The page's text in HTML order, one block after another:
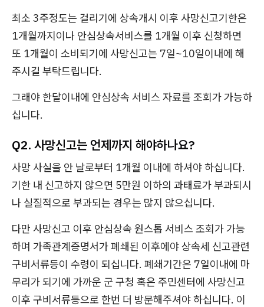
최소 3주정도는 걸리기에 상속개시 이후 사망신고기한은
1개월까지이나 안심상속서비스를 1개월 이후 신청하면
또 1개월이 소비되기에 사망신고는 7일~10일이내에 해
주시길 부탁드립니다.
그래야 한달이내에 안심상속 서비스 자료를 조회가 가능하
십니다.
Q2. 사망신고는 언제까지 해야하나요?
사망 사실을 안 날로부터 1개월 이내에 하셔야 하십니다.
기한 내 신고하지 않으면 5만원 이하의 과태료가 부과되시
나 실질적으로 부과되는 경우는 많지 않으십니다.
다만 사망신고 이후 안심상속 원스톱 서비스 조회가 가능
하며 가족관계증명서가 폐쇄된 이후에야 상속세 신고관련
구비서류등이 수령이 되십니다. 폐쇄기간은 7일이내에 마
무리가 되기에 가까운 군 구청 혹은 주민센터에 사망신고
이후 구비서류등으로 한번 더 방문해주셔야 하십니다. 이